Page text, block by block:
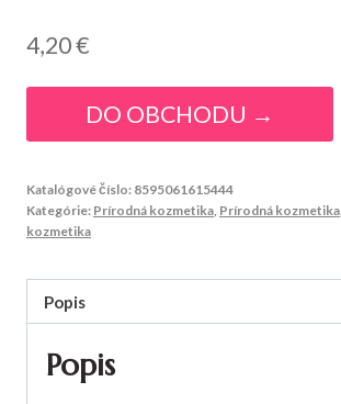
4,20€
DO OBCHODU →
Katalógové číslo: 8595061615444
Kategórie: Prírodná kozmetika Prírodná kozmetika
kozmetika
Popis
Popis